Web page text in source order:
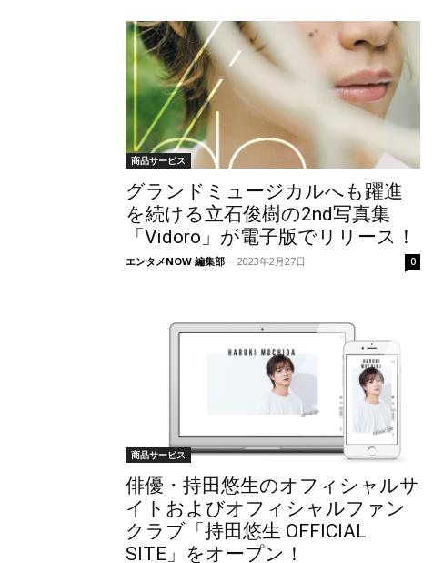
商品サービス
グランドミュージカルへも躍進
を続ける立石俊樹の2nd写真集
「Vidoro」が電子版でリリース！
エンタメNOW 編集部 - 2023年2月27日 0
商品サービス
俳優・持田悠生のオフィシャルサ
イトおよびオフィシャルファン
クラブ「持田悠生 OFFICIAL
SITE」をオープン！